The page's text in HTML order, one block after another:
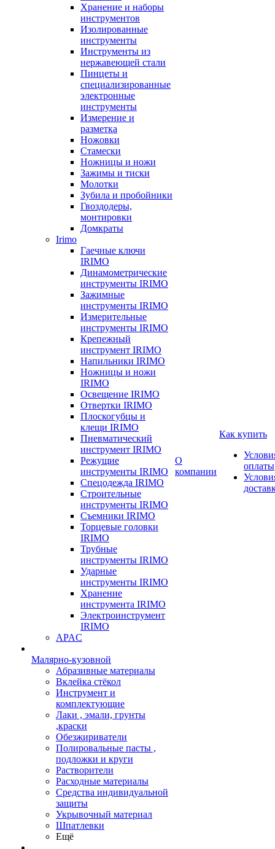
Хранение и наборы
инструментов
Изолированные
инструменты
Инструменты из
нержавеющей стали
Пинцеты и
специализированные
электронные
инструменты
Измерение и
разметка
Ножовки
Стамески
Ножницы и ножи
Зажимы и тиски
Молотки
Зубила и пробойники
Гвоздодеры,
монтировки
Домкраты
Irimo
Гаечные ключи
IRIMO
Динамометрические
инструменты IRIMO
Зажимные
инструменты IRIMO
Измерительные
инструменты IRIMO
Крепежный
инструмент IRIMO
Напильники IRIMO
Ножницы и ножи
IRIMO
Освещение IRIMO
Отвертки IRIMO
Плоскогубцы и
клещи IRIMO
Пневматический
инструмент IRIMO
Режущие
инструменты IRIMO
Спецодежда IRIMO
Строительные
инструменты IRIMO
Съемники IRIMO
Торцевые головки
IRIMO
Трубные
инструменты IRIMO
Ударные
инструменты IRIMO
Хранение
инструмента IRIMO
Электроинструмент
IRIMO
APAC
Малярно-кузовной
Абразивные материалы
Вклейка стёкол
Инструмент и
комплектующие
Лаки , эмали, грунты
,краски
Обезжириватели
Полировальные пасты ,
подложки и круги
Растворители
Расходные материалы
Средства индивидуальной
защиты
Укрывочный материал
Шпатлевки
Ещё
О
компании
Как купить
оплаты